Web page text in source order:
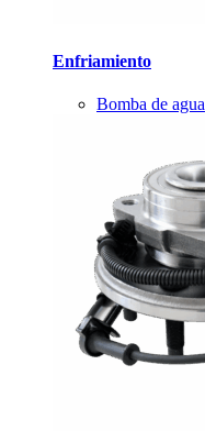
Enfriamiento
Bomba de agua